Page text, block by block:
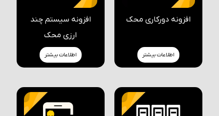
افزونه دورکاری محک
اطلاعات بیشتر
افزونه سیستم چند
ارزی محک
اطلاعات بیشتر